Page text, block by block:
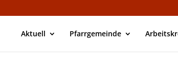
Aktuell Pfarrgemeinde